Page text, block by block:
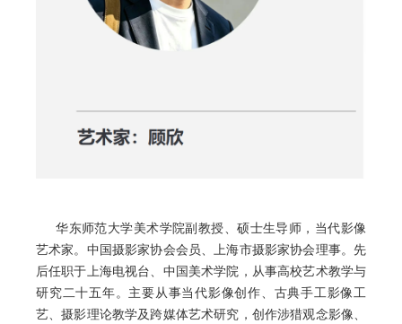
华东师范大学美术学院副教授、硕士生导师，当代影像
艺术家。中国摄影家协会会员、上海市摄影家协会理事。先
后任职于上海电视台、中国美术学院，从事高校艺术教学与
研究二十五年。主要从事当代影像创作、古典手工影像工
艺、摄影理论教学及跨媒体艺术研究，创作涉猎观念影像、